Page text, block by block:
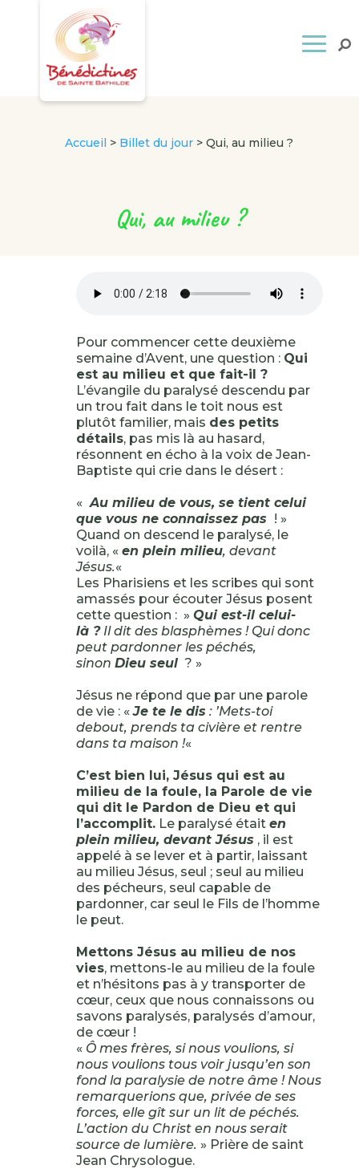
Accueil > Billet du jour >Qui, au milieu ?
Qui, au milieu ?
Pour commencer cette deuxième
semaine d’Avent, une question : Qui
est au milieu et que fait-il ?
L’évangile du paralysé descendu par
un trou fait dans le toit nous est
plutôt familier, mais des petits
détails, pas mis là au hasard,
résonnent en écho à la voix de Jean-
Baptiste qui crie dans le désert :
« Au milieu de vous, se tient celui
que vous ne connaissez pas ! »
Quand on descend le paralysé, le
voilà, « en plein milieu, devant
Jésus.«
Les Pharisiens et les scribes qui sont
amassés pour écouter Jésus posent
cette question : » Qui est-il celui-
là ?Il dit des blasphèmes ! Qui donc
peut pardonner les péchés,
sinon Dieu seul ? »
Jésus ne répond que par une parole
de vie : «Je te le dis : ’Mets-toi
debout, prends ta civière et rentre
dans ta maison !«
C’est bien lui, Jésus qui est au
milieu de la foule, la Parole de vie
qui dit le Pardon de Dieu et qui
l’accomplit.Le paralysé était en
plein milieu, devant Jésus , il est
appelé à se lever et à partir, laissant
au milieu Jésus, seul ; seul au milieu
des pécheurs, seul capable de
pardonner, car seul le Fils de l’homme
le peut.
Mettons Jésus au milieu de nos
vies, mettons-le au milieu de la foule
et n’hésitons pas à y transporter de
cœur, ceux que nous connaissons ou
savons paralysés, paralysés d’amour,
de cœur !
« Ô mes frères, si nous voulions, si
nous voulions tous voir jusqu’en son
fond la paralysie de notre âme ! Nous
remarquerions que, privée de ses
forces, elle gît sur un lit de péchés.
L’action du Christ en nous serait
source de lumière. » Prière de saint
Jean Chrysologue.